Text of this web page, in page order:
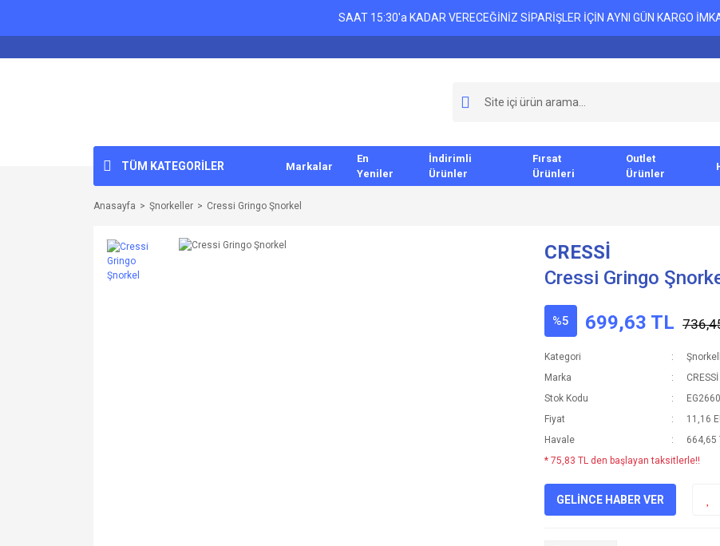
SAAT 15:30'a KADAR VERECEĞİNİZ SİPARİŞLER İÇİN AYNI GÜN KARGO
TÜM KATEGORİLER Markalar
En
Yeniler
İndirimli
Ürünler
Fırsat
Ürünleri
Outlet
Ürünler
Anasayfa Şnorkeller Cressi Gringo Şnorkel
CRESSİ
Cressi Gringo
%5 699,63 TL
Kategori
Marka
CRESSİ
Stok Kodu
Fiyat
11,16
Havale
664,65
* 75,83 TL den başlayan taksitlerle!!
GELİNCE HABER VER